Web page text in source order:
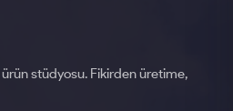
ürün stüdyosu. Fikirden üretime,